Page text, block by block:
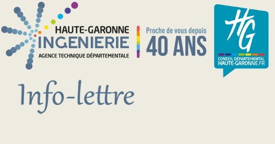
Aller au contenu principal